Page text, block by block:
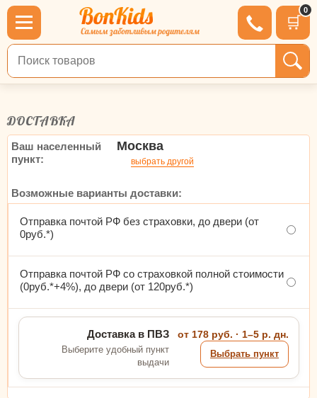
🛒
0
Поиск по товарам
ДОСТАВКА
Ваш населенный
пункт:
Москва
выбрать другой
Возможные варианты доставки:
Отправка почтой РФ без страховки, до двери (от
0руб.*)
Отправка почтой РФ со страховкой полной стоимости
(0руб.*+4%), до двери (от 120руб.*)
Доставка в ПВЗ
Выберите удобный пункт
выдачи
от 178 руб. · 1–5 р. дн.
Выбрать пункт